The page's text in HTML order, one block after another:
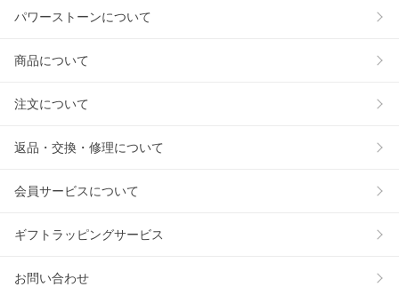
パワーストーンについて
商品について
注文について
返品・交換・修理について
会員サービスについて
ギフトラッピングサービス
お問い合わせ